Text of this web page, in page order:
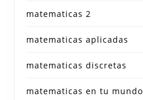
matematicas 2
matematicas aplicadas
matematicas discretas
matematicas en tu mundo